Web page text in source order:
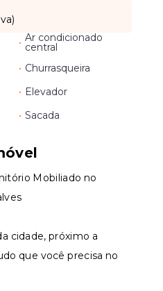
)
• Ar condicionado
central
• Churrasqueira
• Elevador
• Sacada
Mobiliado no
cidade, próximo a
que você precisa no